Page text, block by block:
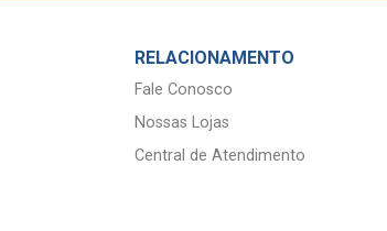
RELACIONAMENTO
Fale Conosco
Nossas Lojas
Central de Atendimento